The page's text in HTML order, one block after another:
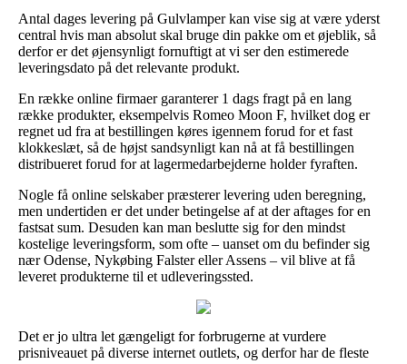
Antal dages levering på Gulvlamper kan vise sig at være yderst
central hvis man absolut skal bruge din pakke om et øjeblik, så
derfor er det øjensynligt fornuftigt at vi ser den estimerede
leveringsdato på det relevante produkt.
En række online firmaer garanterer 1 dags fragt på en lang
række produkter, eksempelvis Romeo Moon F, hvilket dog er
regnet ud fra at bestillingen køres igennem forud for et fast
klokkeslæt, så de højst sandsynligt kan nå at få bestillingen
distribueret forud for at lagermedarbejderne holder fyraften.
Nogle få online selskaber præsterer levering uden beregning,
men undertiden er det under betingelse af at der aftages for en
fastsat sum. Desuden kan man beslutte sig for den mindst
kostelige leveringsform, som ofte – uanset om du befinder sig
nær Odense, Nykøbing Falster eller Assens – vil blive at få
leveret produkterne til et udleveringssted.
Det er jo ultra let gængeligt for forbrugerne at vurdere
prisniveauet på diverse internet outlets, og derfor har de fleste